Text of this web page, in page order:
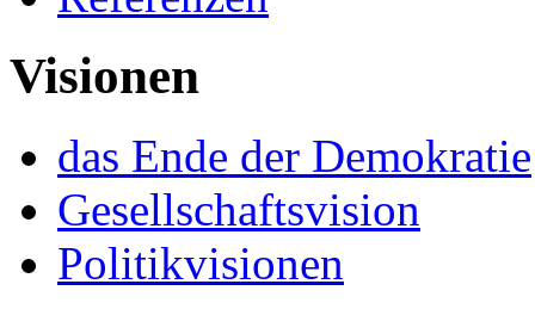
Visionen
das Ende der Demokratie
Gesellschaftsvision
Politikvisionen